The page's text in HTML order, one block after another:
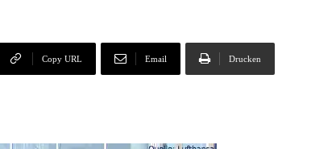
Copy URL Email Drucken